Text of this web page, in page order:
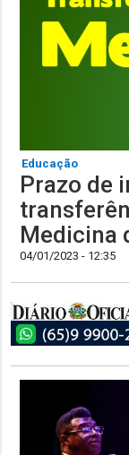
Educação
Prazo de
Medicina
04/01/2023 - 12:35